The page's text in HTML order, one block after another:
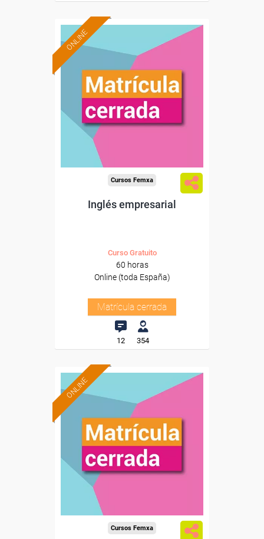
ONLINE
Cursos Femxa
Inglés empresarial
Curso Gratuito
60 horas
Online (toda España)
Matrícula cerrada
12 354
ONLINE
Cursos Femxa